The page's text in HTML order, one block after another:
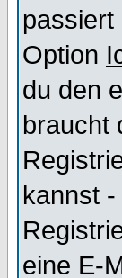
passiert
Option
du den
braucht
kannst
eine E-